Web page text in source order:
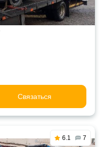
Связаться
6.1 7